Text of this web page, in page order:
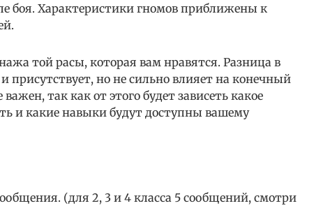
боя. Характеристики гномов приближены к
той расы, которая вам нравятся. Разница в
присутствует, но не сильно влияет на конечный
так как от этого будет зависеть какое
и какие навыки будут доступны вашему
(для 2, 3 и 4 класса 5 сообщений, смотри